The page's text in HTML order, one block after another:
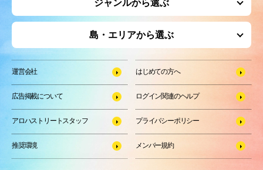
ジャンルから選ぶ
島・エリアから選ぶ
運営会社 はじめての方へ
広告掲載について ログイン関連のヘルプ
アロハストリートスタッフ プライバシーポリシー
推奨環境 メンバー規約